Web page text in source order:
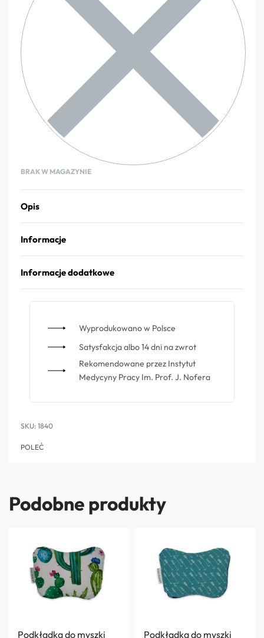
BRAK W MAGAZYNIE
Opis
Informacje
Informacje dodatkowe
Wyprodukowano w Polsce
Satysfakcja albo 14 dni na zwrot
Rekomendowane przez Instytut
Medycyny Pracy Im. Prof. J. Nofera
1840
POLEĆ
Podobne produkty
Podkładka do myszki
Podkładka do myszki